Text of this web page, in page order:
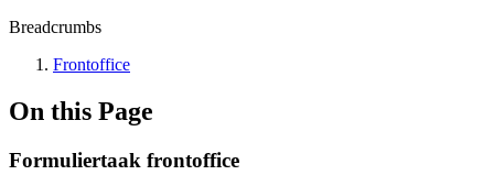
Breadcrumbs
Frontoffice
On this Page
Formuliertaak frontoffice